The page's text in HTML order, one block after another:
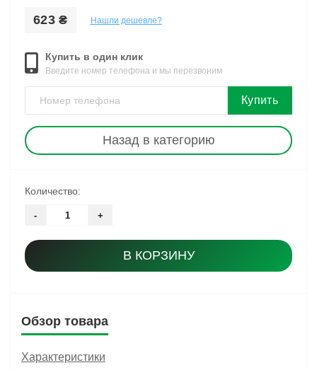
623 ₴ Нашли дешевле?
Купить в один клик
Введите номер телефона и мы перезвоним
Купить
Назад в категорию
Количество:
- +
В КОРЗИНУ
Обзор товара
Характеристики